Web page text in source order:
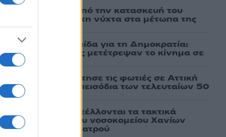
πρώτες εικόνες από την κατασκευή του
θα επιχειρεί και τη νύχτα στα μέτωπα της
στην Ελπίδα για τη Δημοκρατία:
και Γαλανός μετέτρεψαν το κίνημα σε
που τροφοδότησε τις φωτιές σε Αττική
τα ισχυρότερα επεισόδια των τελευταίων 50
αληθινό - Aναστέλλονται τα τακτικά
του νοσοκομείου Χανίων
μηχανάκι του γιατρού